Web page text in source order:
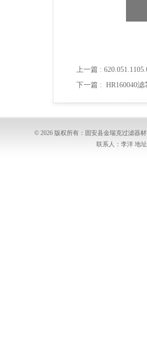
上一篇 :
下一篇 : HR160040
© 2026 版权所有：固安县金瑞克过滤器
联系人：李洋 地